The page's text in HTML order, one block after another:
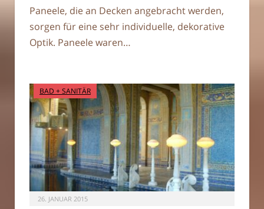
Paneele, die an Decken angebracht werden,
sorgen für eine sehr individuelle, dekorative
Optik. Paneele waren…
BAD + SANITÄR
26. JANUAR 2015